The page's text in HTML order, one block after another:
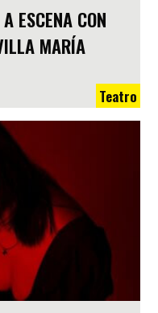
ESCENA CON
MARÍA
Teatro